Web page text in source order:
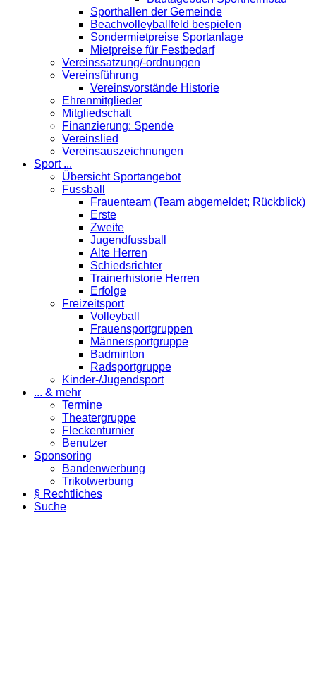
Sporthallen der Gemeinde
Beachvolleyballfeld bespielen
Sondermietpreise Sportanlage
Mietpreise für Festbedarf
Vereinssatzung/-ordnungen
Vereinsführung
Vereinsvorstände Historie
Ehrenmitglieder
Mitgliedschaft
Finanzierung: Spende
Vereinslied
Vereinsauszeichnungen
Sport ...
Übersicht Sportangebot
Fussball
Frauenteam (Team abgemeldet; Rückblick)
Erste
Zweite
Jugendfussball
Alte Herren
Schiedsrichter
Trainerhistorie Herren
Erfolge
Freizeitsport
Volleyball
Frauensportgruppen
Männersportgruppe
Badminton
Radsportgruppe
Kinder-/Jugendsport
... & mehr
Termine
Theatergruppe
Fleckenturnier
Benutzer
Sponsoring
Bandenwerbung
Trikotwerbung
§ Rechtliches
Suche